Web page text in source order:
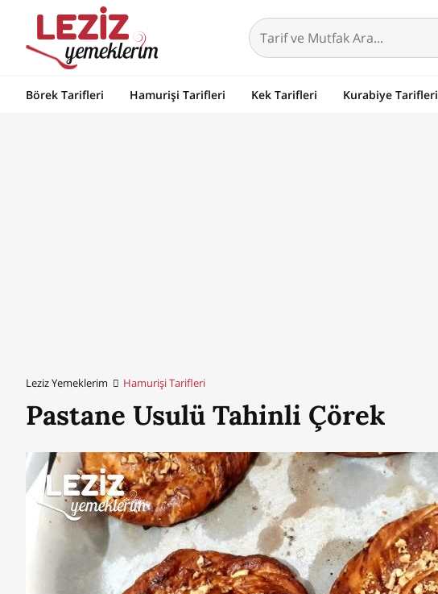
Börek Tarifleri Hamurişi Tarifleri Kek Tarifleri Kurabiye Tarifleri
Leziz Yemeklerim Hamurişi Tarifleri
Pastane Usulü Tahinli Çörek